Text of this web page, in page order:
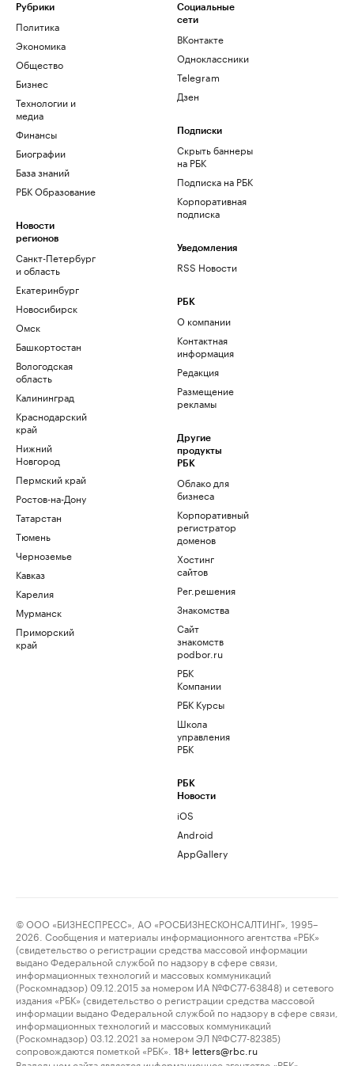
Рубрики
Политика
Экономика
Общество
Бизнес
Технологии и
медиа
Финансы
Биографии
База знаний
РБК Образование
Новости
регионов
Санкт-Петербург
и область
Екатеринбург
Новосибирск
Омск
Башкортостан
Вологодская
область
Калининград
Краснодарский
край
Нижний
Новгород
Пермский край
Ростов-на-Дону
Татарстан
Тюмень
Черноземье
Кавказ
Карелия
Мурманск
Приморский
край
Социальные
сети
ВКонтакте
Одноклассники
Telegram
Дзен
Подписки
Скрыть баннеры
на РБК
Подписка на РБК
Корпоративная
подписка
Уведомления
RSS Новости
РБК
О компании
Контактная
информация
Редакция
Размещение
рекламы
Другие
продукты
РБК
Облако для
бизнеса
Корпоративный
регистратор
доменов
Хостинг
сайтов
Рег.решения
Знакомства
Сайт
знакомств
podbor.ru
РБК
Компании
РБК Курсы
Школа
управления
РБК
РБК
Новости
iOS
Android
AppGallery
© ООО «БИЗНЕСПРЕСС», АО «РОСБИЗНЕСКОНСАЛТИНГ», 1995–
2026. Сообщения и материалы информационного агентства «РБК»
(свидетельство о регистрации средства массовой информации
выдано Федеральной службой по надзору в сфере связи,
информационных технологий и массовых коммуникаций
(Роскомнадзор) 09.12.2015 за номером ИА №ФС77-63848) и сетевого
издания «РБК» (свидетельство о регистрации средства массовой
информации выдано Федеральной службой по надзору в сфере связи,
информационных технологий и массовых коммуникаций
(Роскомнадзор) 03.12.2021 за номером ЭЛ №ФС77-82385)
сопровождаются пометкой «РБК».
18+ letters@rbc.ru